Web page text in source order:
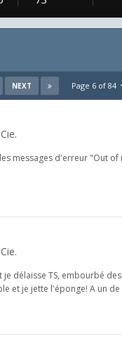
NEXT Page 6 of 84
messages d'erreur "Out
délaisse TS, embourbé
et je jette l'éponge! A un